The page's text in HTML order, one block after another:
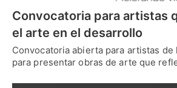
Convocatoria para artistas
el arte en el desarrollo
Convocatoria abierta para artistas de
para presentar obras de arte que